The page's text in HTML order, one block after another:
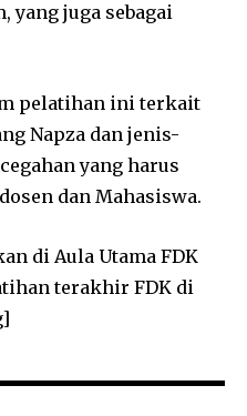
yang juga sebagai
pelatihan ini terkait
Napza dan jenis-
yang harus
dan Mahasiswa.
di Aula Utama FDK
terakhir FDK di